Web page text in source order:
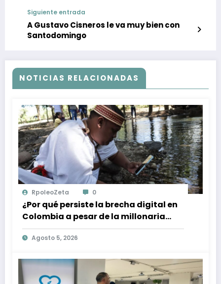
Siguiente entrada
A Gustavo Cisneros le va muy bien con
Santodomingo
NOTICIAS RELACIONADAS
RpoleoZeta 0
¿Por qué persiste la brecha digital en
Colombia a pesar de la millonaria
inversión en conectividad?
Agosto 5, 2026